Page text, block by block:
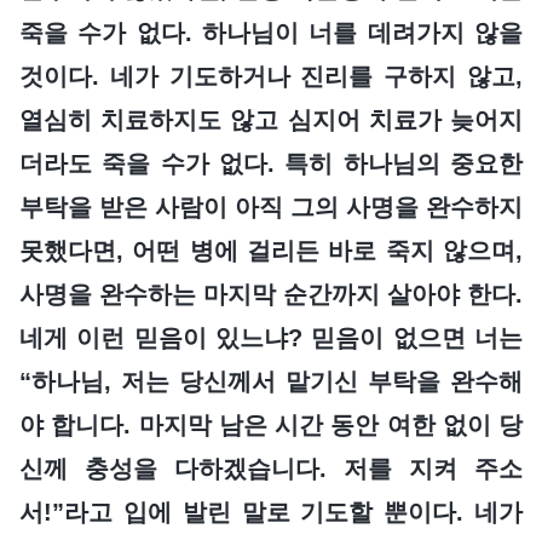
죽을 수가 없다. 하나님이 너를 데려가지 않을
것이다. 네가 기도하거나 진리를 구하지 않고,
열심히 치료하지도 않고 심지어 치료가 늦어지
더라도 죽을 수가 없다. 특히 하나님의 중요한
부탁을 받은 사람이 아직 그의 사명을 완수하지
못했다면, 어떤 병에 걸리든 바로 죽지 않으며,
사명을 완수하는 마지막 순간까지 살아야 한다.
네게 이런 믿음이 있느냐? 믿음이 없으면 너는
“하나님, 저는 당신께서 맡기신 부탁을 완수해
야 합니다. 마지막 남은 시간 동안 여한 없이 당
신께 충성을 다하겠습니다. 저를 지켜 주소
서!”라고 입에 발린 말로 기도할 뿐이다. 네가